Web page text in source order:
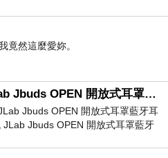
竟然這麼愛妳。
開箱｜JLab Jbuds OPEN 開放式耳罩藍牙耳機 - 設計美學，輕巧、透氣、環境音全物理達成！
Jbuds OPEN 開放式耳罩藍牙耳
JLab Jbuds OPEN 開放式耳罩藍牙
常有特色，值得喜愛美型工